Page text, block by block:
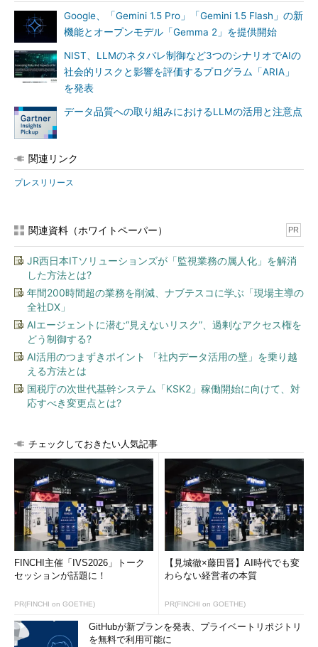
Google、「Gemini 1.5 Pro」「Gemini 1.5 Flash」の新
機能とオープンモデル「Gemma 2」を提供開始
NIST、LLMのネタバレ制御など3つのシナリオでAIの
社会的リスクと影響を評価するプログラム「ARIA」
を発表
データ品質への取り組みにおけるLLMの活用と注意点
関連リンク
プレスリリース
関連資料（ホワイトペーパー） PR
JR西日本ITソリューションズが「監視業務の属人化」を解消
した方法とは?
年間200時間超の業務を削減、ナブテスコに学ぶ「現場主導の
全社DX」
AIエージェントに潜む“見えないリスク”、過剰なアクセス権を
どう制御する?
AI活用のつまずきポイント 「社内データ活用の壁」を乗り越
える方法とは
国税庁の次世代基幹システム「KSK2」稼働開始に向けて、対
応すべき変更点とは?
チェックしておきたい人気記事
FINCHI主催「IVS2026」トーク
セッションが話題に！
PR(FINCHI on GOETHE)
【見城徹×藤田晋】AI時代でも変
わらない経営者の本質
PR(FINCHI on GOETHE)
GitHubが新プランを発表、プライベートリポジトリ
を無料で利用可能に